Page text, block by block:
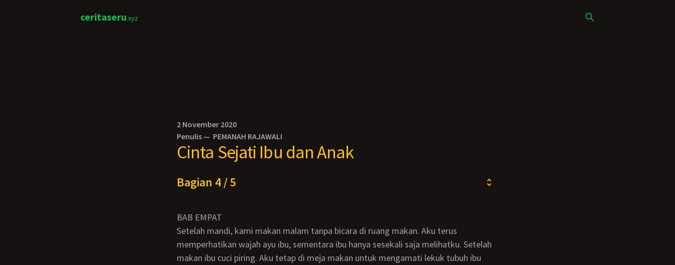
ceritaseru.xyz
2 November 2020
Penulis — PEMANAH RAJAWALI
Cinta Sejati Ibu dan Anak
Bagian 4 / 5
BAB EMPAT
Setelah mandi, kami makan malam tanpa bicara di ruang makan. Aku terus
memperhatikan wajah ayu ibu, sementara ibu hanya sesekali saja melihatku. Setelah
makan ibu cuci piring. Aku tetap di meja makan untuk mengamati lekuk tubuh ibu